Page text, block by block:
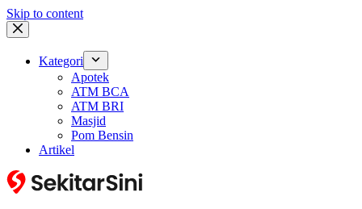
Skip to content
Kategori
Apotek
ATM BCA
ATM BRI
Masjid
Pom Bensin
Artikel